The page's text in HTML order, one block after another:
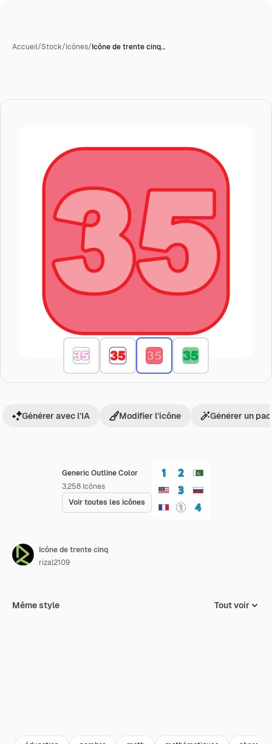
Accueil/Stock/Icônes/Icône de trente cinq…
Generic Outline Color
3,258 Icônes
Voir toutes les icônes
Générer avec l’IA Modifier l’icône Générer un
Icône de trente cinq
rizal2109
Même style Tout voir